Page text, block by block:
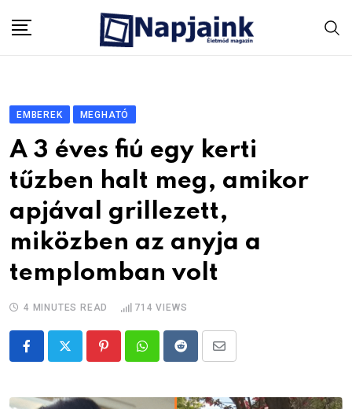
EMBEREK MEGHATÓ
A 3 éves fiú egy kerti
tűzben halt meg, amikor
apjával grillezett,
miközben az anyja a
templomban volt
4 MINUTES READ 714 VIEWS
PinterestWhatsappRedditShare
Email